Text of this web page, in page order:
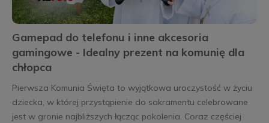
Gamepad do telefonu i inne akcesoria
gamingowe - Idealny prezent na komunię dla
chłopca
Pierwsza Komunia Święta to wyjątkowa uroczystość w życiu
dziecka, w której przystąpienie do sakramentu celebrowane
jest w gronie najbliższych łącząc pokolenia. Coraz częściej